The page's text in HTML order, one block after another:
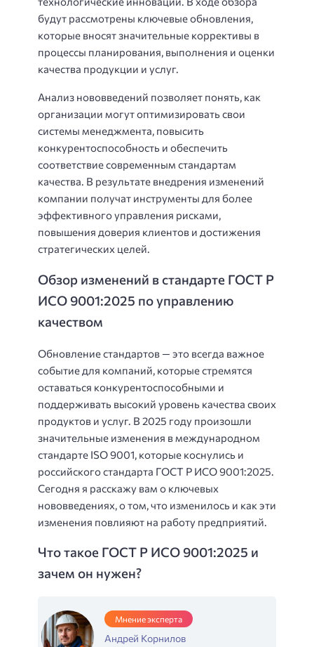
будут рассмотрены ключевые обновления,
которые вносят значительные коррективы в
процессы планирования, выполнения и оценки
качества продукции и услуг.
Анализ нововведений позволяет понять, как
организации могут оптимизировать свои
системы менеджмента, повысить
конкурентоспособность и обеспечить
соответствие современным стандартам
качества. В результате внедрения изменений
компании получат инструменты для более
эффективного управления рисками,
повышения доверия клиентов и достижения
стратегических целей.
Обзор изменений в стандарте ГОСТ Р
ИСО 9001:2025 по управлению
качеством
Обновление стандартов — это всегда важное
событие для компаний, которые стремятся
оставаться конкурентоспособными и
поддерживать высокий уровень качества своих
продуктов и услуг. В 2025 году произошли
значительные изменения в международном
стандарте ISO 9001, которые коснулись и
российского стандарта ГОСТ Р ИСО 9001:2025.
Сегодня я расскажу вам о ключевых
нововведениях, о том, что изменилось и как эти
изменения повлияют на работу предприятий.
Что такое ГОСТ Р ИСО 9001:2025 и
зачем он нужен?
Мнение эксперта
Андрей Корнилов